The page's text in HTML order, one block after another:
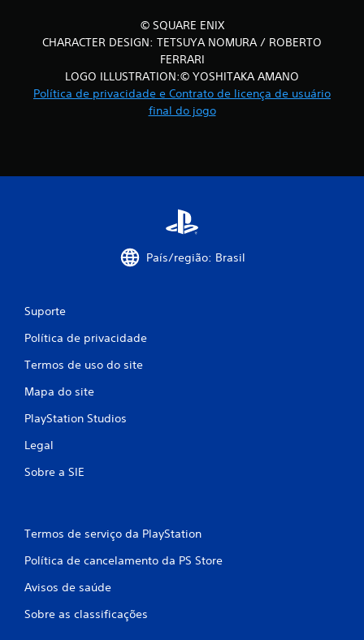
© SQUARE ENIX
CHARACTER DESIGN: TETSUYA NOMURA / ROBERTO
FERRARI
LOGO ILLUSTRATION:© YOSHITAKA AMANO
Política de privacidade e Contrato de licença de usuário
final do jogo
País/região: Brasil
Suporte
Política de privacidade
Termos de uso do site
Mapa do site
PlayStation Studios
Legal
Sobre a SIE
Termos de serviço da PlayStation
Política de cancelamento da PS Store
Avisos de saúde
Sobre as classificações